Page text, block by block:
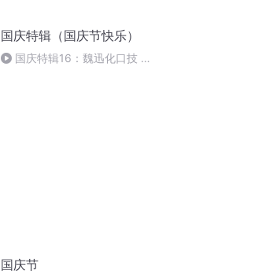
国庆特辑（国庆节快乐）
国庆特辑16：魏迅化口技 二
国庆节